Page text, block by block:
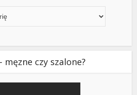
męzne czy szalone?